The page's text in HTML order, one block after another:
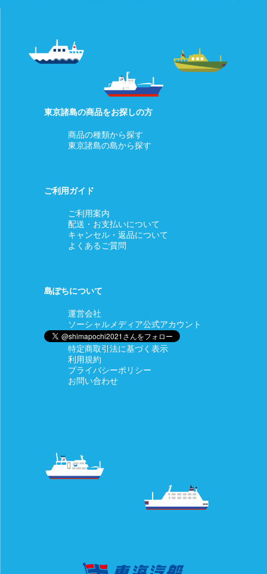
東京諸島の商品をお探しの方
商品の種類から探す
東京諸島の島から探す
ご利用ガイド
ご利用案内
配送・お支払いについて
キャンセル・返品について
よくあるご質問
島ぽちについて
運営会社
ソーシャルメディア公式アカウント
特定商取引法に基づく表示
利用規約
プライバシーポリシー
お問い合わせ